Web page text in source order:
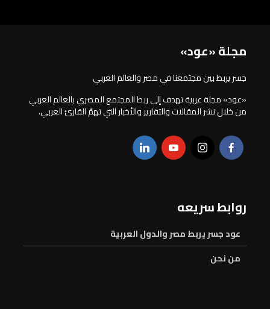
مجلة «عود»
جسر يربط بين مجتمعنا في مصر والعالم العربي
«عود» مجلة عربية تهدف إلى ربط المجتمع المصري بالعالم العربي
من خلال نشر المقالات والتقارير والأخبار التي تهمّ القارئ العربي.
روابط سريعه
عود جسر يربط مصر والدول العربية
من نحن